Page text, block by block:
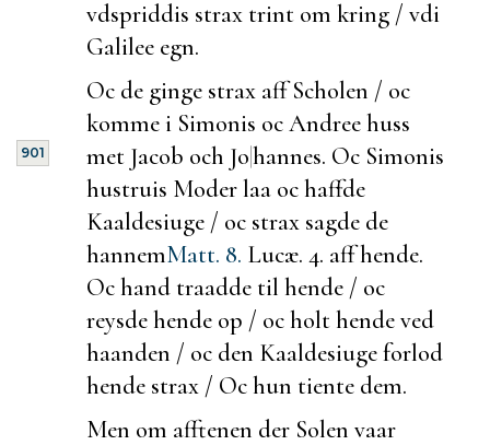
vdspriddis strax trint om kring / vdi
Galilee egn.
Oc de ginge strax aff Scholen / oc
komme i Simonis oc Andree huss
met Jacob och Jo|
901
hannes. Oc Simonis
hustruis Moder laa oc haffde
Kaaldesiuge / oc strax sagde de
hannemMatt. 8. Lucæ. 4. aff hende.
Oc hand traadde til hende / oc
reysde hende op / oc holt hende ved
haanden / oc den Kaaldesiuge forlod
hende strax / Oc hun tiente dem.
Men om afftenen der Solen vaar